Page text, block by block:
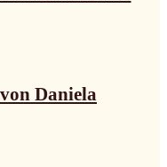
Daniela